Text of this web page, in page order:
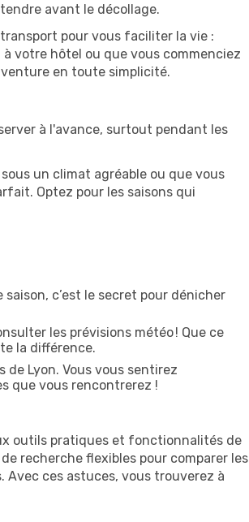
avant le décollage.
pour vous faciliter la vie :
votre hôtel ou que vous commenciez
en toute simplicité.
à l'avance, surtout pendant les
un climat agréable ou que vous
Optez pour les saisons qui
saison, c’est le secret pour dénicher
les prévisions météo ! Que ce
la différence.
Lyon. Vous vous sentirez
que vous rencontrerez !
outils pratiques et fonctionnalités de
recherche flexibles pour comparer les
Avec ces astuces, vous trouverez à